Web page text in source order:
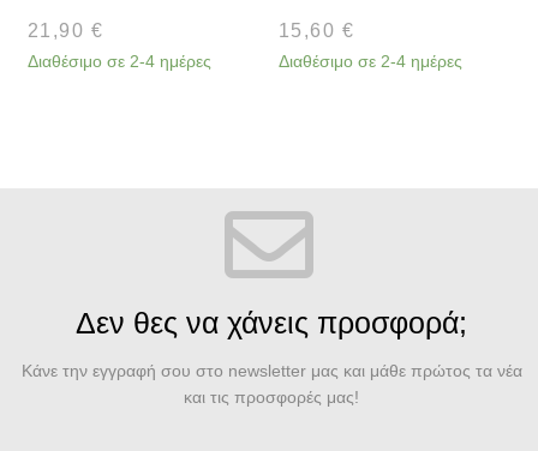
21,90 €
Διαθέσιμο σε 2-4 ημέρες
15,60 €
Διαθέσιμο σε 2-4 ημέρες
Δεν θες να χάνεις προσφορά;
Κάνε την εγγραφή σου στο newsletter μας και μάθε πρώτος τα νέα
και τις προσφορές μας!